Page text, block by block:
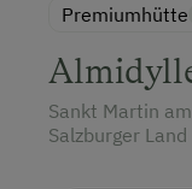
Premiumhütte
Sankt Martin
Salzburger Land